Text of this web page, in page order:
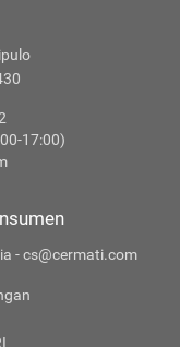
17:00)
- cs@cermati.com